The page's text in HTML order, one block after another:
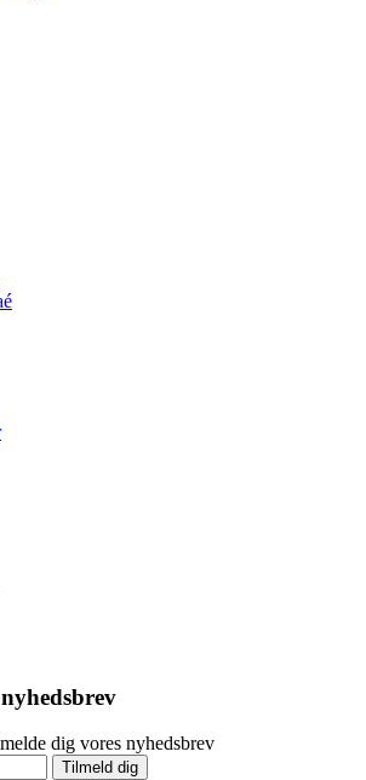
dig vores nyhedsbrev
Tilmeld dig